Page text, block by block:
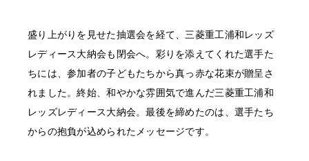
盛り上がりを見せた抽選会を経て、三菱重工浦和レッズ
レディース大納会も閉会へ。彩りを添えてくれた選手た
ちには、参加者の子どもたちから真っ赤な花束が贈呈さ
れました。終始、和やかな雰囲気で進んだ三菱重工浦和
レッズレディース大納会。最後を締めたのは、選手たち
からの抱負が込められたメッセージです。